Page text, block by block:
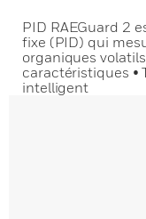
PID RAEGuard 2
fixe (PID) qui
organiques
caractéristiques •
intelligent